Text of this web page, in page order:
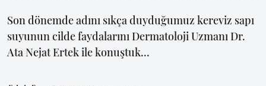
Son dönemde adını sıkça duyduğumuz kereviz sapı
suyunun cilde faydalarını Dermatoloji Uzmanı Dr.
Ata Nejat Ertek ile konuştuk...